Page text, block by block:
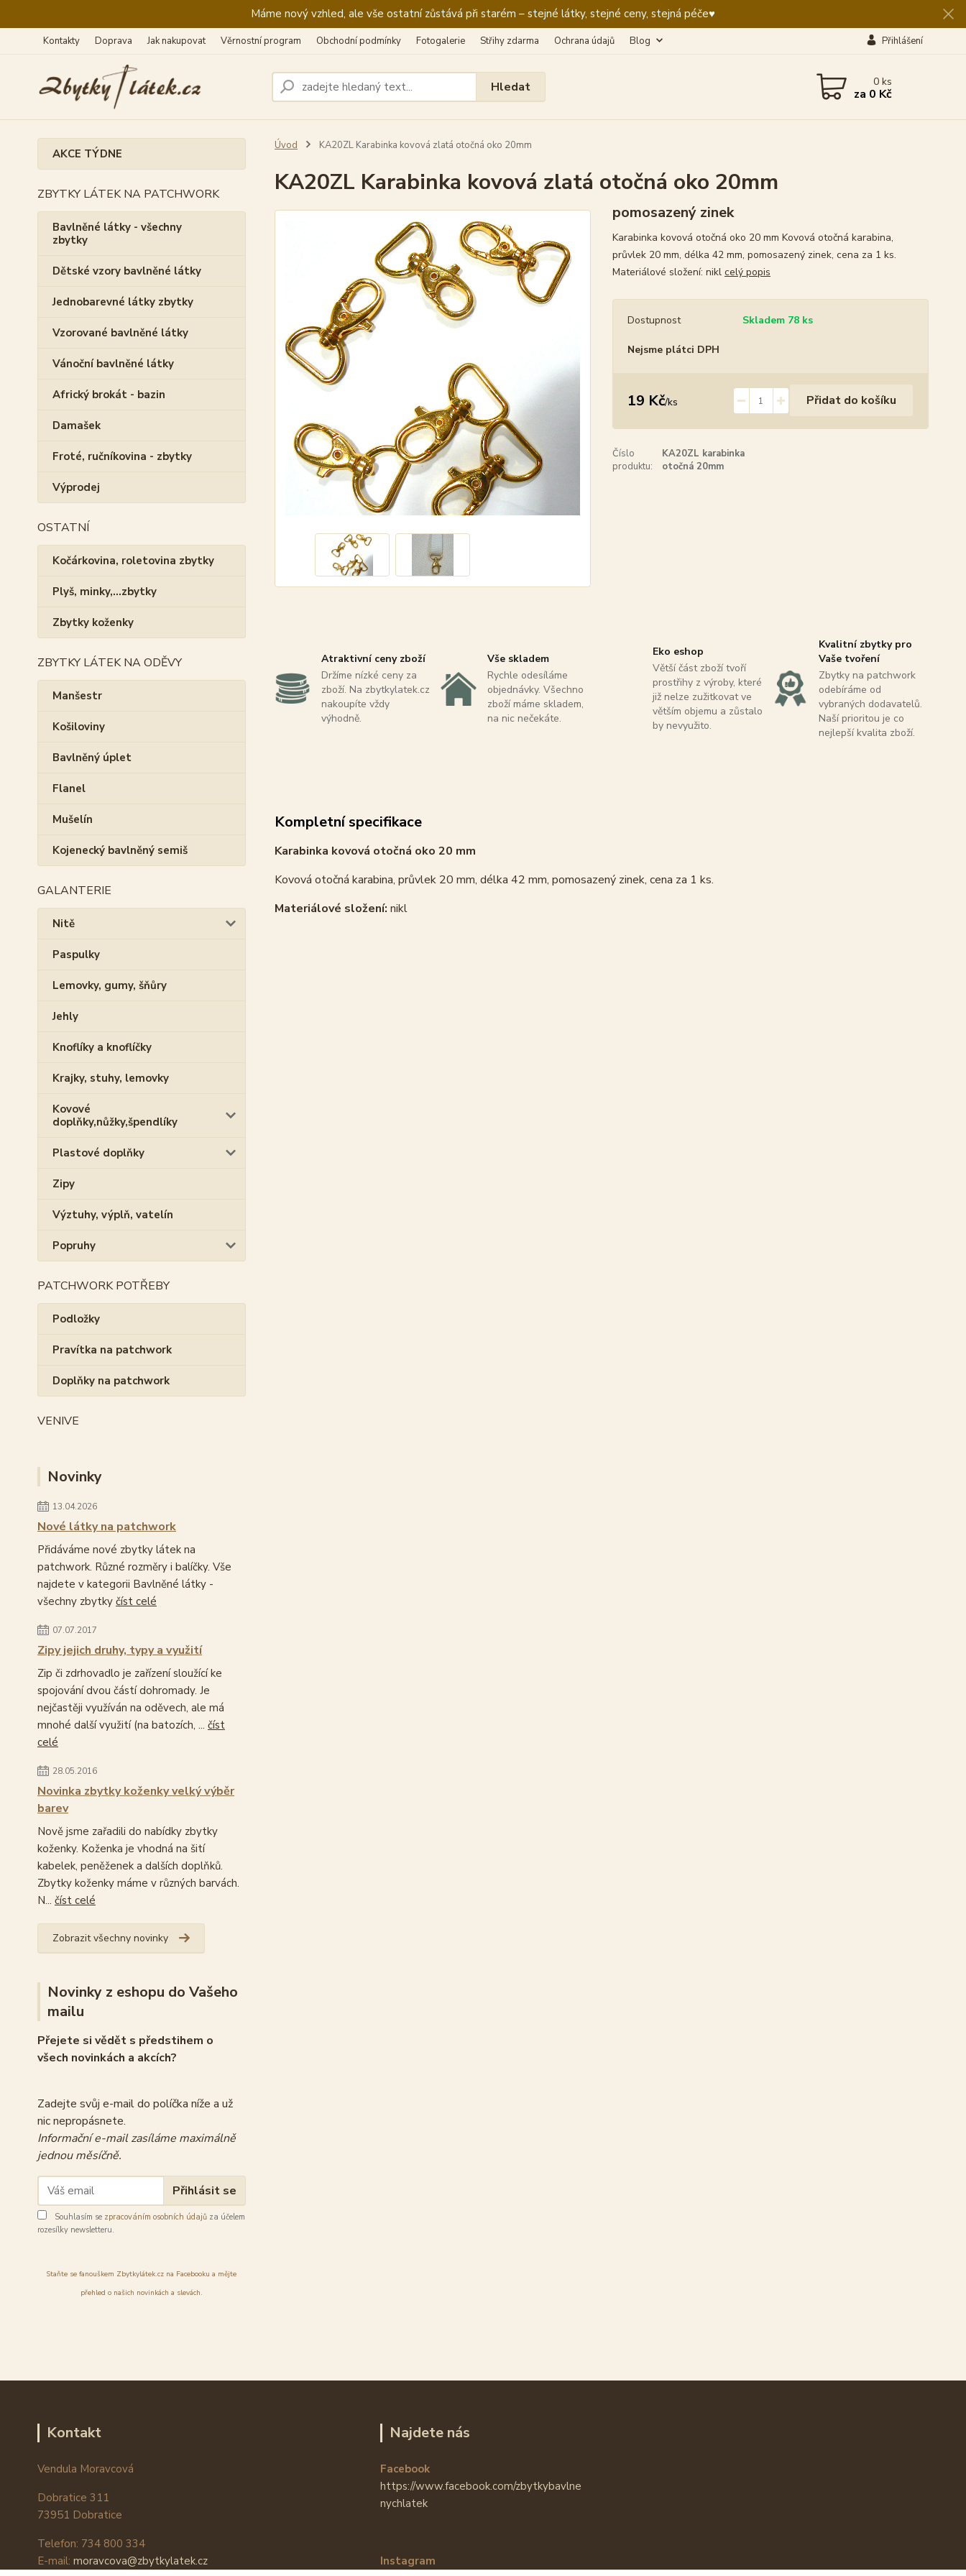
Máme nový vzhled, ale vše ostatní zůstává při starém – stejné látky, stejné ceny, stejná péče♥️
Kontakty Doprava Jak nakupovat Věrnostní program Obchodní podmínky Fotogalerie Střihy zdarma Ochrana údajů Blog Přihlášení
Hledat 0ks
za 0 Kč
AKCE TÝDNE
ZBYTKY LÁTEK NA PATCHWORK
Bavlněné látky - všechny
zbytky
Dětské vzory bavlněné látky
Jednobarevné látky zbytky
Vzorované bavlněné látky
Vánoční bavlněné látky
Africký brokát - bazin
Damašek
Froté, ručníkovina - zbytky
Výprodej
OSTATNÍ
Kočárkovina, roletovina zbytky
Plyš, minky,...zbytky
Zbytky koženky
ZBYTKY LÁTEK NA ODĚVY
Manšestr
Košiloviny
Bavlněný úplet
Flanel
Mušelín
Kojenecký bavlněný semiš
GALANTERIE
Nitě
Paspulky
Lemovky, gumy, šňůry
Jehly
Knoflíky a knoflíčky
Krajky, stuhy, lemovky
Kovové
doplňky,nůžky,špendlíky
Plastové doplňky
Zipy
Výztuhy, výplň, vatelín
Popruhy
PATCHWORK POTŘEBY
Podložky
Pravítka na patchwork
Doplňky na patchwork
VENIVE
Novinky
13.04.2026
Nové látky na patchwork
Přidáváme nové zbytky látek na
patchwork. Různé rozměry i balíčky. Vše
najdete v kategorii Bavlněné látky -
všechny zbytky číst celé
07.07.2017
Zipy jejich druhy, typy a využití
Zip či zdrhovadlo je zařízení sloužící ke
spojování dvou částí dohromady. Je
nejčastěji využíván na oděvech, ale má
mnohé další využití (na batozích, ... číst
celé
28.05.2016
Novinka zbytky koženky velký výběr
barev
Nově jsme zařadili do nabídky zbytky
koženky. Koženka je vhodná na šití
kabelek, peněženek a dalších doplňků.
Zbytky koženky máme v různých barvách.
N... číst celé
Zobrazit všechny novinky
Novinky z eshopu do Vašeho
mailu
Přejete si vědět s předstihem o
všech novinkách a akcích?
Zadejte svůj e-mail do políčka níže a už
nic nepropásnete.
Informační e-mail zasíláme maximálně
jednou měsíčně.
Přihlásit se
Souhlasím se zpracováním osobních údajů za účelem
rozesílky newsletteru.
Staňte se fanouškem Zbytkylátek.cz na Facebooku a mějte
přehled o našich novinkách a slevách.
Úvod KA20ZL Karabinka kovová zlatá otočná oko 20mm
KA20ZL Karabinka kovová zlatá otočná oko 20mm
pomosazený zinek
Karabinka kovová otočná oko 20 mm Kovová otočná karabina,
průvlek 20 mm, délka 42 mm, pomosazený zinek, cena za 1 ks.
Materiálové složení: nikl celý popis
Dostupnost Skladem 78 ks
Nejsme plátci DPH
19 Kč/ks Přidat do košíku
Číslo
produktu:
KA20ZL karabinka
otočná 20mm
Atraktivní ceny zboží
Držíme nízké ceny za
zboží. Na zbytkylatek.cz
nakoupíte vždy
výhodně.
Vše skladem
Rychle odesíláme
objednávky. Všechno
zboží máme skladem,
na nic nečekáte.
Eko eshop
Větší část zboží tvoří
prostřihy z výroby, které
již nelze zužitkovat ve
větším objemu a zůstalo
by nevyužito.
Kvalitní zbytky pro
Vaše tvoření
Zbytky na patchwork
odebíráme od
vybraných dodavatelů.
Naší prioritou je co
nejlepší kvalita zboží.
Kompletní specifikace
Karabinka kovová otočná oko 20 mm
Kovová otočná karabina, průvlek 20 mm, délka 42 mm, pomosazený zinek, cena za 1 ks.
Materiálové složení: nikl
Kontakt
Vendula Moravcová
Dobratice 311
73951 Dobratice
Telefon: 734 800 334
E-mail: moravcova@zbytkylatek.cz
Najdete nás
Facebook
https://www.facebook.com/zbytkybavlne
nychlatek
Instagram